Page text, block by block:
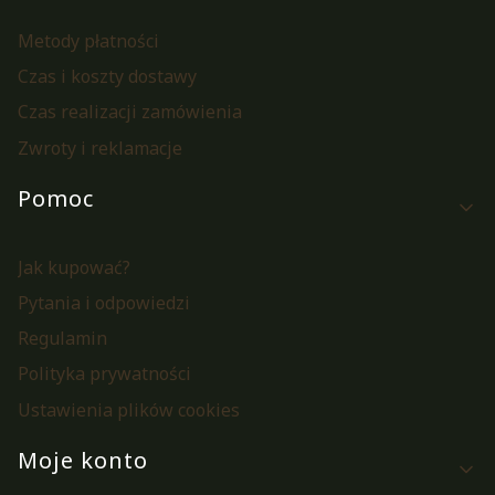
Metody płatności
Czas i koszty dostawy
Czas realizacji zamówienia
Zwroty i reklamacje
Pomoc
Jak kupować?
Pytania i odpowiedzi
Regulamin
Polityka prywatności
Ustawienia plików cookies
Moje konto